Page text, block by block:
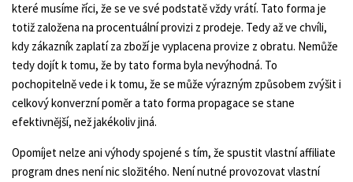
které musíme říci, že se ve své podstatě vždy vrátí. Tato forma je
totiž založena na procentuální provizi z prodeje. Tedy až ve chvíli,
kdy zákazník zaplatí za zboží je vyplacena provize z obratu. Nemůže
tedy dojít k tomu, že by tato forma byla nevýhodná. To
pochopitelně vede i k tomu, že se může výrazným způsobem zvýšit i
celkový konverzní poměr a tato forma propagace se stane
efektivnější, než jakékoliv jiná.
Opomíjet nelze ani výhody spojené s tím, že spustit vlastní affiliate
program dnes není nic složitého. Není nutné provozovat vlastní